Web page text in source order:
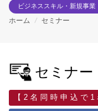
ビジネススキル・新規事業
ホーム / セミナー
セミナー
【 2 名 同 時 申 込 で